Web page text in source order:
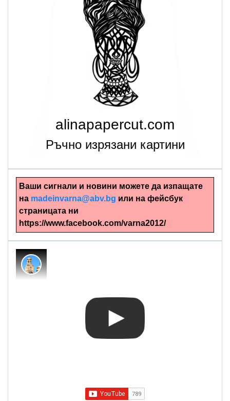
alinapapercut.com
Ръчно изрязани картини
Ваши сигнали и новини можете да изпащате
на madeinvarna@abv.bg или на фейсбук
страницата ни
https://www.facebook.com/varna2012/